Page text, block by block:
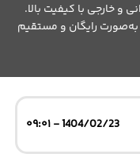
و خارجی با کیفیت بالا.
به‌صورت رایگان و مستقیم
1404/02/23 - ۰۹:۰۱